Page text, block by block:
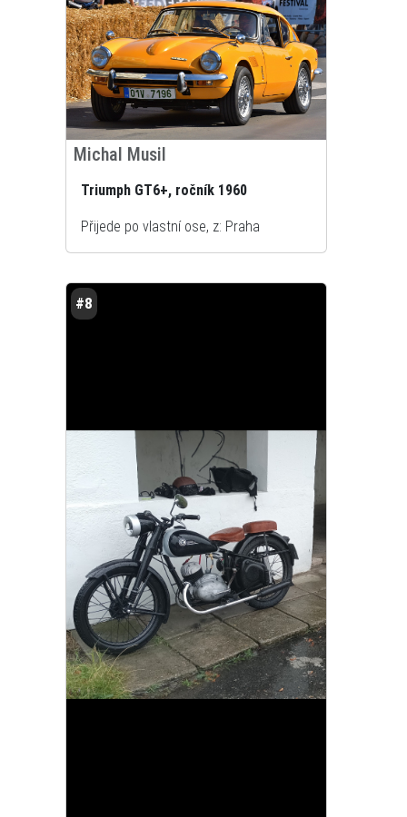
Michal Musil
Triumph GT6+, ročník 1960
Přijede po vlastní ose, z: Praha
#8